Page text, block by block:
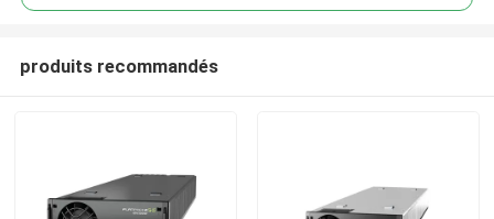
produits recommandés